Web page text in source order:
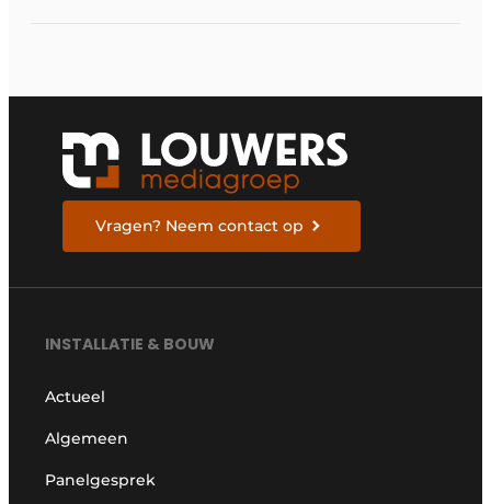
Vragen? Neem contact op
INSTALLATIE & BOUW
Actueel
Algemeen
Panelgesprek